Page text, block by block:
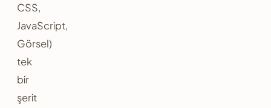
CSS,
JavaScript,
Görsel)
tek
bir
şerit